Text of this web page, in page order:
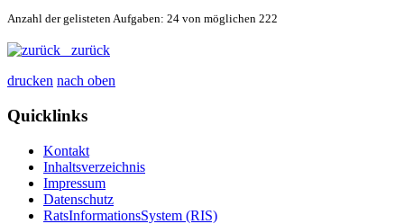
Anzahl der gelisteten Aufgaben: 24 von möglichen 222
zurück
drucken nach oben
Quicklinks
Kontakt
Inhaltsverzeichnis
Impressum
Datenschutz
RatsInformationsSystem (RIS)